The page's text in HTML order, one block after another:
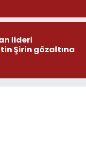
lideri
Şirin gözaltına